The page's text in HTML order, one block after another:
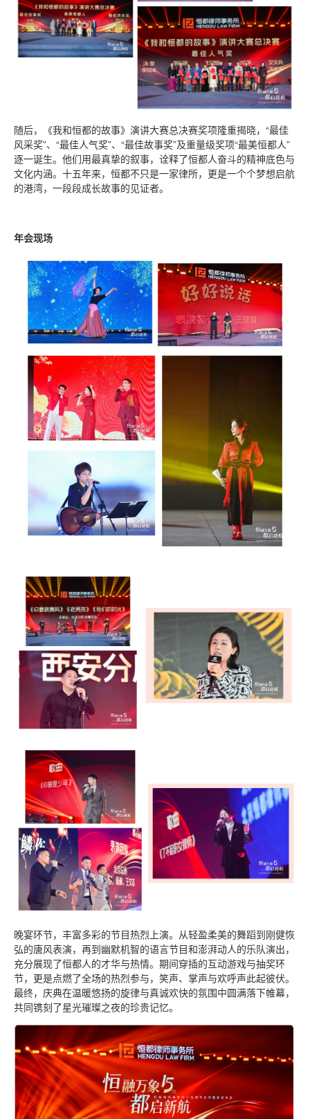
随后，《我和恒都的故事》演讲大赛总决赛奖项隆重揭晓，“最佳
风采奖”、“最佳人气奖”、“最佳故事奖”及重量级奖项“最美恒都人”
逐一诞生。他们用最真挚的叙事，诠释了恒都人奋斗的精神底色与
文化内涵。十五年来，恒都不只是一家律所，更是一个个梦想启航
的港湾，一段段成长故事的见证者。
年会现场
晚宴环节，丰富多彩的节目热烈上演。从轻盈柔美的舞蹈到刚健恢
弘的唐风表演，再到幽默机智的语言节目和澎湃动人的乐队演出，
充分展现了恒都人的才华与热情。期间穿插的互动游戏与抽奖环
节，更是点燃了全场的热烈参与，笑声、掌声与欢呼声此起彼伏。
最终，庆典在温暖悠扬的旋律与真诚欢快的氛围中圆满落下帷幕，
共同镌刻了星光璀璨之夜的珍贵记忆。